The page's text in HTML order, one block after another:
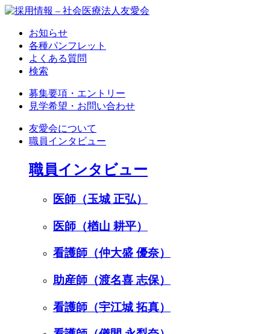
お知らせ
各種パンフレット
よくある質問
検索
募集要項・エントリー
見学希望・お問い合わせ
友愛会について
職員インタビュー
職員インタビュー
医師（玉城 正弘）
医師（楢山 耕平）
看護師（仲大盛 優奈）
助産師（渡名喜 志保）
看護師（宇江城 拓真）